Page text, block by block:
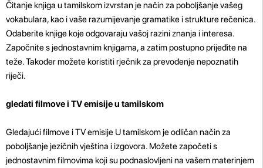
Čitanje knjiga u tamilskom izvrstan je način za poboljšanje vašeg
vokabulara, kao i vaše razumijevanje gramatike i strukture rečenica.
Odaberite knjige koje odgovaraju vašoj razini znanja i interesa.
Započnite s jednostavnim knjigama, a zatim postupno prijeđite na
teže. Također možete koristiti rječnik za prevođenje nepoznatih
riječi.
gledati filmove i TV emisije u tamilskom
Gledajući filmove i TV emisije U tamilskom je odličan način za
poboljšanje jezičnih vještina i izgovora. Možete započeti s
jednostavnim filmovima koji su podnaslovljeni na vašem materinjem